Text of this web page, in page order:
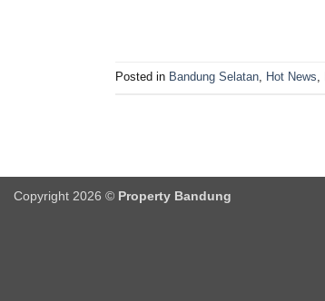
Posted in Bandung Selatan, Hot News,
Copyright 2026 © Property Bandung